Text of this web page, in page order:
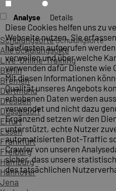
SchulungsorteSchulungsorte
Alle Schulungsorte
Live-Online-Training
Berlin
Bremen
Dortmund
Dresden
Düsseldorf
Erfurt
Essen
Frankfurt
Freiburg
Hamburg
Hannover
Jena
Analyse Details
Diese Cookies helfen uns zu
Webseite nutzen. Sie
häufigsten aufgerufen
verweilen und über welche
verwenden dafür Dienste wie
Mit diesen Informationen
Qualität unseres Angebots
erhobenen Daten werden
verwendet und nicht dazu
Ergänzend setzen wir den
unterstützt, echte Nutzer
automatisierten Bot-Traffic
Crawler von unseren
sicher, dass unsere
des tatsächlichen